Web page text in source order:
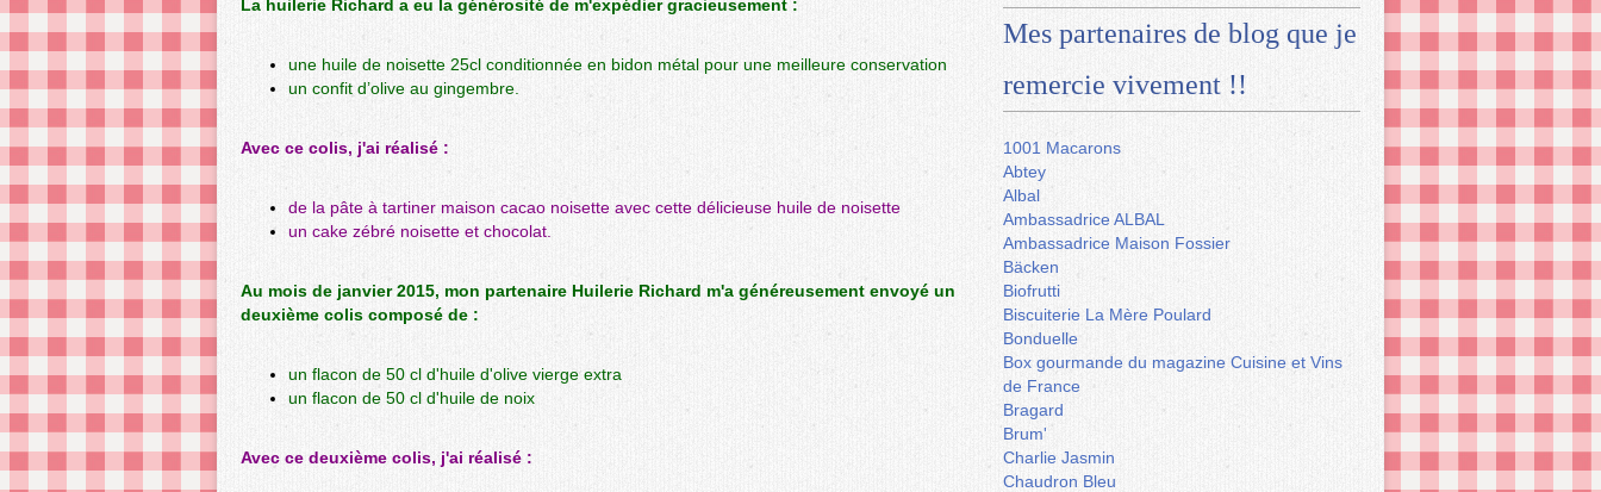
La huilerie Richard a eu la générosité de m'expédier gracieusement :
une huile de noisette 25cl conditionnée en bidon métal pour une meilleure conservation
un confit d’olive au gingembre.
Avec ce colis, j'ai réalisé :
de la pâte à tartiner maison cacao noisette avec cette délicieuse huile de noisette
un cake zébré noisette et chocolat.
Au mois de janvier 2015, mon partenaire Huilerie Richard m'a généreusement envoyé un
deuxième colis composé de :
un flacon de 50 cl d'huile d'olive vierge extra
un flacon de 50 cl d'huile de noix
Avec ce deuxième colis, j'ai réalisé :
Mes partenaires de blog que je
remercie vivement !!
1001 Macarons
Abtey
Albal
Ambassadrice ALBAL
Ambassadrice Maison Fossier
Bäcken
Biofrutti
Biscuiterie La Mère Poulard
Bonduelle
Box gourmande du magazine Cuisine et Vins
de France
Bragard
Brum'
Charlie Jasmin
Chaudron Bleu